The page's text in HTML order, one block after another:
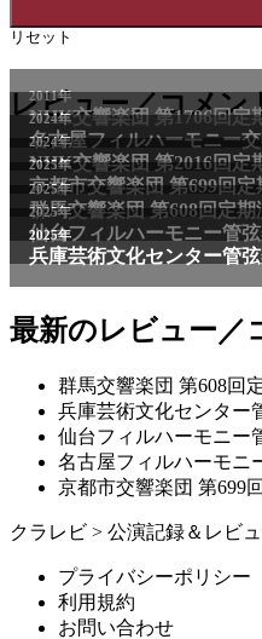
リセット
レビュー／コメン
2011年
NHK交響楽団 第1706回定
2024年
名古屋フィルハーモニー
2024年
NHK交響楽団 第2016回定
2025年
京都市交響楽団 第699回定
2025年
群馬交響楽団 第608回定期
2025年
仙台フィルハーモニー管
2025年
兵庫芸術文化センター管
最新のレビュー／
群馬交響楽団 第608回
兵庫芸術文化センター
仙台フィルハーモニー
名古屋フィルハーモニ
京都市交響楽団 第699
クラレビ > 公演記録＆レビ
プライバシーポリシー
利用規約
お問い合わせ